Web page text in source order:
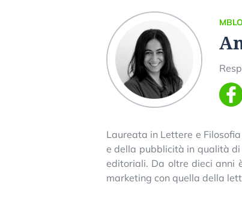
Laureata in Lettere e
e della pubblicità in qualità
editoriali. Da oltre dieci anni
marketing con quella della